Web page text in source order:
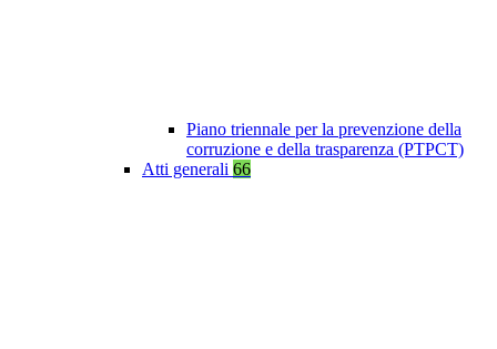
Piano triennale per la prevenzione della
corruzione e della trasparenza (PTPCT)
Atti generali 66